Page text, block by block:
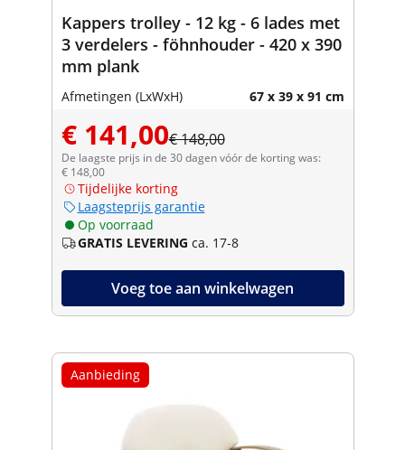
Kappers trolley - 12 kg - 6 lades met
3 verdelers - föhnhouder - 420 x 390
mm plank
Afmetingen (LxWxH) 67 x 39 x 91 cm
€ 141,00€ 148,00
De laagste prijs in de 30 dagen vóór de korting was:
€ 148,00
Tijdelijke korting
Laagsteprijs garantie
Op voorraad
GRATIS LEVERING ca. 17-8
Voeg toe aan winkelwagen
Aanbieding